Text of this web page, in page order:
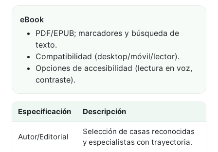
eBook
PDF/EPUB; marcadores y búsqueda de
texto.
Compatibilidad (desktop/móvil/lector).
Opciones de accesibilidad (lectura en voz,
contraste).
Especificación Descripción
Autor/Editorial
Selección de casas reconocidas
y especialistas con trayectoria.